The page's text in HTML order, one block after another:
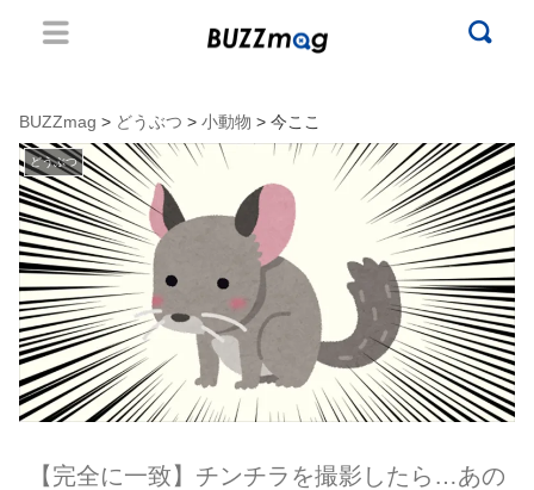
BUZZmag > どうぶつ > 小動物 > 今ここ
どうぶつ
【完全に一致】チンチラを撮影したら…あの